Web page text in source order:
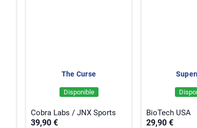
The Curse
Disponible
Cobra Labs / JNX Sports
39,90 €
BioTech USA
29,90 €